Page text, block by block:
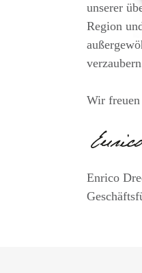
unserer
Region
Wir
Enrico